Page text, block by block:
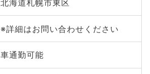
北海道札幌市東区
※詳細はお問い合わせください
車通勤可能